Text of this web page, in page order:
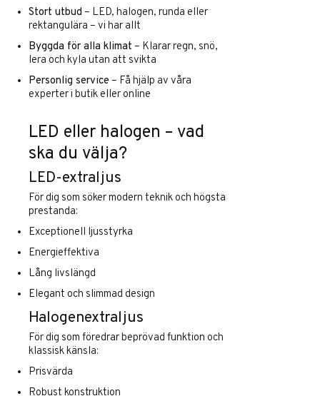
Stort utbud – LED, halogen, runda eller
rektangulära – vi har allt
Byggda för alla klimat – Klarar regn, snö,
lera och kyla utan att svikta
Personlig service – Få hjälp av våra
experter i butik eller online
LED eller halogen – vad
ska du välja?
LED-extraljus
För dig som söker modern teknik och högsta
prestanda:
Exceptionell ljusstyrka
Energieffektiva
Lång livslängd
Elegant och slimmad design
Halogenextraljus
För dig som föredrar beprövad funktion och
klassisk känsla:
Prisvärda
Robust konstruktion